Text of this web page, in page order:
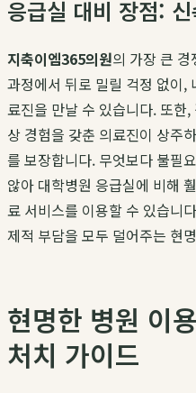
응급실 대비 장점:
지축이엠365의원의 가장 큰
과정에서 뒤로 밀릴 걱정 없이,
료진을 만날 수 있습니다. 또한
상 경험을 갖춘 의료진이 상주
를 보장합니다. 무엇보다 불필
않아 대학병원 응급실에 비해
료 서비스를 이용할 수 있습니
제적 부담을 모두 덜어주는 현
현명한 병원 이
처치 가이드